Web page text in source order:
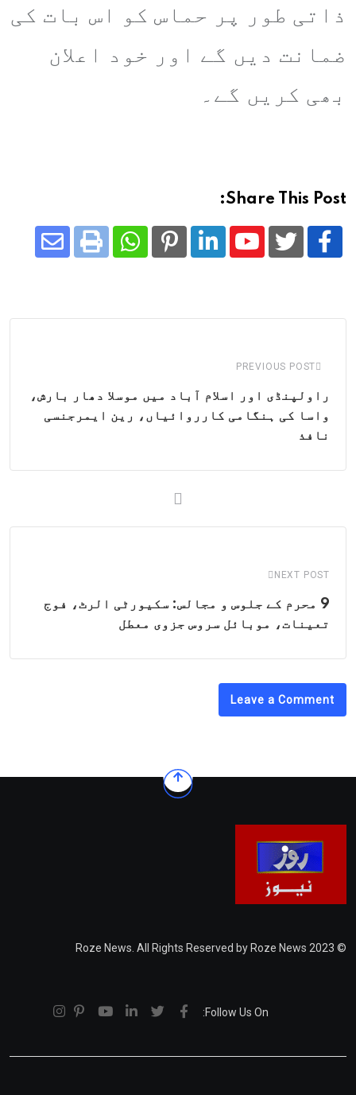
ذاتی طور پر حماس کو اس بات کی
ضمانت دیں گے اور خود اعلان
بھی کریں گے۔
Share This Post:
Youtube
LinkedIn
Pinterest
Whatsapp
Print
PREVIOUS POST
راولپنڈی اور اسلام آباد میں موسلا دھار بارش،
واسا کی ہنگامی کارروائیاں، رین ایمرجنسی
نافذ
NEXT POST
9 محرم کے جلوس و مجالس: سکیورٹی الرٹ، فوج
تعینات، موبائل سروس جزوی معطل
Leave a Comment
© 2023 Roze News. All Rights Reserved by Roze News
Follow Us On: